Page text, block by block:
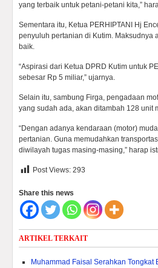
yang terbaik untuk petani-petani kita,”
Sementara itu, Ketua PERHIPTANI Hj
penyuluh pertanian di Kutim. Maksudnya
baik.
“Aspirasi dari Ketua DPRD Kutim untuk
sebesar Rp 5 miliar,” ujarnya.
Selain itu, sambung Firga, pengadaan
yang sudah ada, akan ditambah 128 unit
“Dengan adanya kendaraan (motor)
pertanian. Guna memudahkan
diwilayah tugas masing-masing,” harap
Post Views: 293
Share this news
ARTIKEL TERKAIT
Muhammad Faisal Serahkan Tongkat